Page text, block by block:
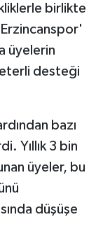
birlikte
üyelerin
desteği
bazı
Yıllık 3 bin
üyeler, bu
düşüşe